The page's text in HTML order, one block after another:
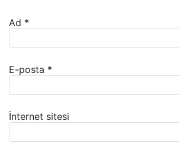
Ad *
E-posta *
İnternet sitesi